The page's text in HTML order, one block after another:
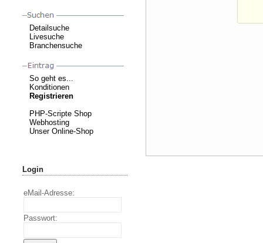
Detailsuche
Livesuche
Branchensuche
So geht es...
Konditionen
Registrieren
PHP-Scripte Shop
Webhosting
Unser Online-Shop
Login
eMail-Adresse:
Passwort: